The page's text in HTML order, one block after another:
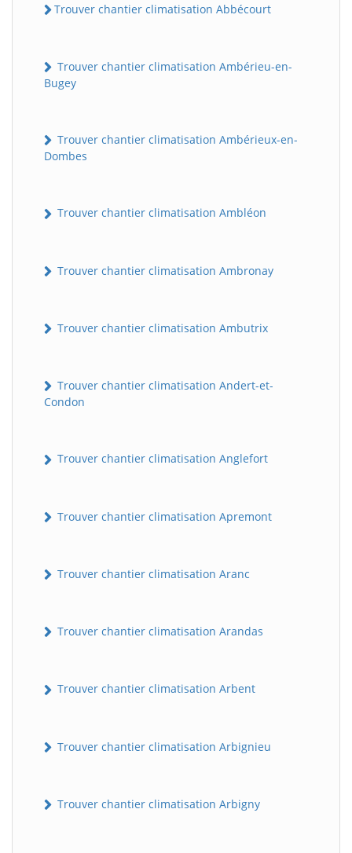
Trouver chantier climatisation Abbécourt
Trouver chantier climatisation Ambérieu-en-
Bugey
Trouver chantier climatisation Ambérieux-en-
Dombes
Trouver chantier climatisation Ambléon
Trouver chantier climatisation Ambronay
Trouver chantier climatisation Ambutrix
Trouver chantier climatisation Andert-et-
Condon
Trouver chantier climatisation Anglefort
Trouver chantier climatisation Apremont
Trouver chantier climatisation Aranc
Trouver chantier climatisation Arandas
Trouver chantier climatisation Arbent
Trouver chantier climatisation Arbignieu
Trouver chantier climatisation Arbigny